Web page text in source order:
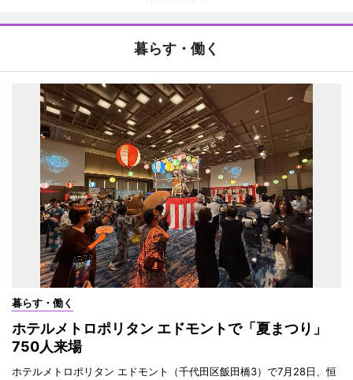
暮らす・働く
暮らす・働く
ホテルメトロポリタン エドモントで「夏まつり」
750人来場
ホテルメトロポリタン エドモント（千代田区飯田橋3）で7月28日、恒